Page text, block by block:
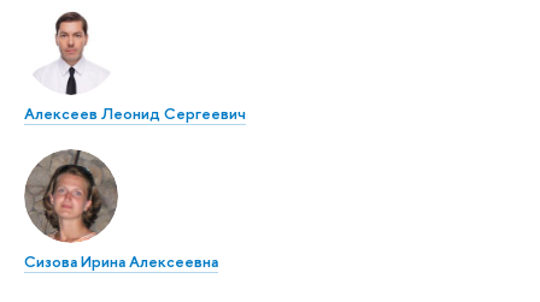
Алексеев Леонид Сергеевич
Сизова Ирина Алексеевна